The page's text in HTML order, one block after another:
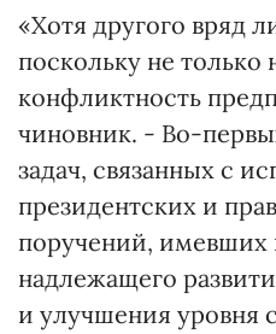
«Хотя другого вряд
поскольку не
конфликтность
чиновник. - Во-
задач, связанных с
президентских и
поручений, имевших
надлежащего
и улучшения уровня